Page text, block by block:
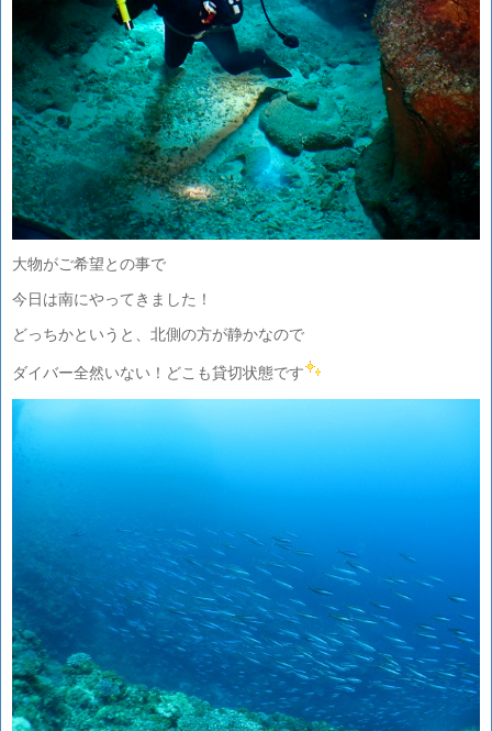
大物がご希望との事で
今日は南にやってきました！
どっちかというと、北側の方が静かなので
ダイバー全然いない！どこも貸切状態です